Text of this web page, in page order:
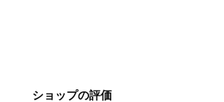
ショップの評価